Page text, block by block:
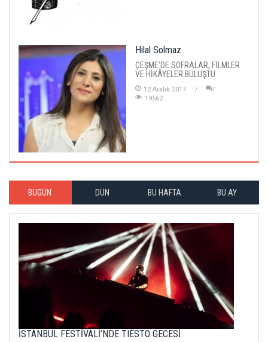
Hilal Solmaz
ÇEŞME'DE SOFRALAR, FİLMLER
VE HİKÂYELER BULUŞTU
12 Aralik 2017
19562
BUGÜN DÜN BU HAFTA BU AY
İSTANBUL FESTİVALİ’NDE TIËSTO GECESİ